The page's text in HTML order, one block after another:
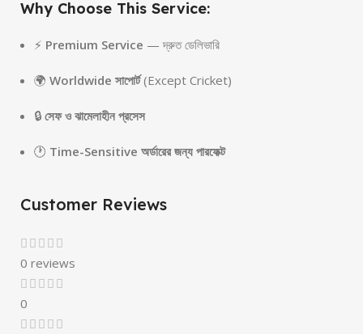
Why Choose This Service:
⚡ Premium Service — দ্রুত ডেলিভারি
🌍 Worldwide সাপোর্ট(Except Cricket)
🔒 সেফ ও ঝামেলাহীন প্রসেস
🕐 Time-Sensitive অর্ডারের জন্য পারফেক্ট
Customer Reviews
0 reviews
0